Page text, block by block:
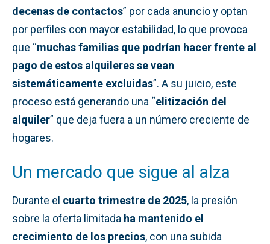
decenas de contactos” por cada anuncio y optan
por perfiles con mayor estabilidad, lo que provoca
que “muchas familias que podrían hacer frente al
pago de estos alquileres se vean
sistemáticamente excluidas”. A su juicio, este
proceso está generando una “elitización del
alquiler” que deja fuera a un número creciente de
hogares.
Un mercado que sigue al alza
Durante el cuarto trimestre de 2025, la presión
sobre la oferta limitada ha mantenido el
crecimiento de los precios, con una subida